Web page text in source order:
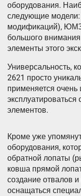
оборудования.
следующие
модификаций),
большого
элементы этого
Универсальность,
2621 просто
применяется очень
элементов.
Кроме уже
оборудования,
обратной лопаты
ковша прямой
создание отвалов
оснащаться